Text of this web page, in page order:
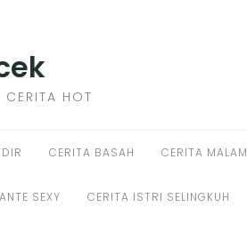
CERITA HOT
CERITA BASAH CERITA MALAM
SEXY CERITA ISTRI SELINGKUH